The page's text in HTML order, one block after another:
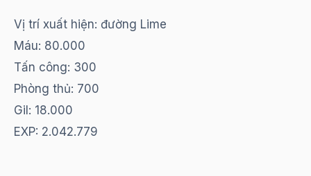
Vị trí xuất hiện: đường Lime
Máu: 80.000
Tấn công: 300
Phòng thủ: 700
Gil: 18.000
EXP: 2.042.779